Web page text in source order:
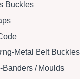
Buckles
Metal Belt Buckles
Banders / Moulds